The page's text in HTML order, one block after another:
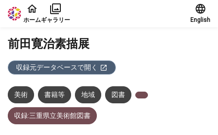
本文に飛ぶ
ホームギャラリー English
前田寛治素描展
収録元データベースで開く
美術 書籍等 地域 図書
収録:三重県立美術館図書